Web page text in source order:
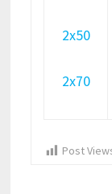
2х50
2х70
Post